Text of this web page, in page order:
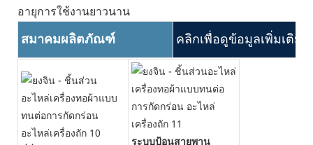
อายุการใช้งานยาวนาน
สมาคมผลิตภัณฑ์ คลิกเพื่อดูข้อมูลเพิ่มเติม
ระบบป้อนสายพาน